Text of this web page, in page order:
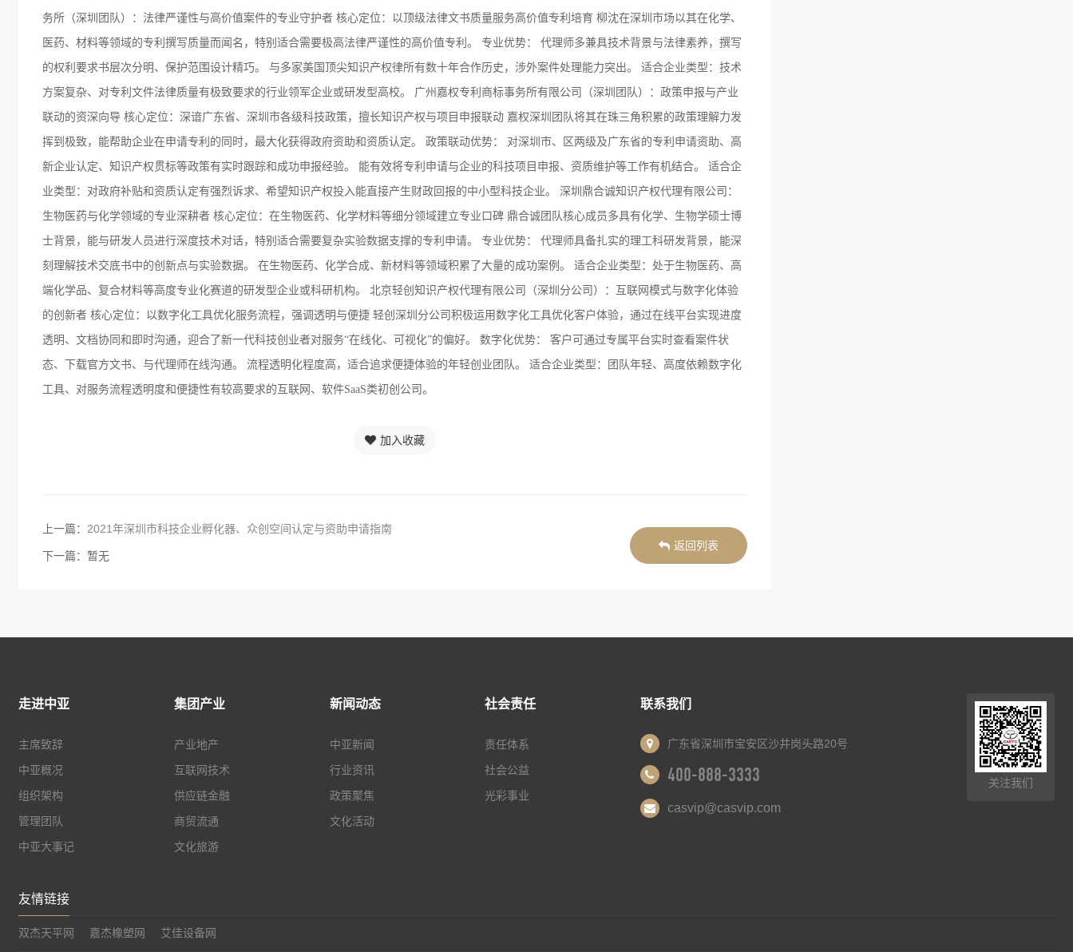
务所（深圳团队）：法律严谨性与高价值案件的专业守护者 核心定位：以顶级法律文书质量服务高价值专利培育 柳沈在深圳市场以其在化学、
医药、材料等领域的专利撰写质量而闻名，特别适合需要极高法律严谨性的高价值专利。 专业优势： 代理师多兼具技术背景与法律素养，撰写
的权利要求书层次分明、保护范围设计精巧。 与多家美国顶尖知识产权律所有数十年合作历史，涉外案件处理能力突出。 适合企业类型：技术
方案复杂、对专利文件法律质量有极致要求的行业领军企业或研发型高校。 广州嘉权专利商标事务所有限公司（深圳团队）：政策申报与产业
联动的资深向导 核心定位：深谙广东省、深圳市各级科技政策，擅长知识产权与项目申报联动 嘉权深圳团队将其在珠三角积累的政策理解力发
挥到极致，能帮助企业在申请专利的同时，最大化获得政府资助和资质认定。 政策联动优势： 对深圳市、区两级及广东省的专利申请资助、高
新企业认定、知识产权贯标等政策有实时跟踪和成功申报经验。 能有效将专利申请与企业的科技项目申报、资质维护等工作有机结合。 适合企
业类型：对政府补贴和资质认定有强烈诉求、希望知识产权投入能直接产生财政回报的中小型科技企业。 深圳鼎合诚知识产权代理有限公司：
生物医药与化学领域的专业深耕者 核心定位：在生物医药、化学材料等细分领域建立专业口碑 鼎合诚团队核心成员多具有化学、生物学硕士博
士背景，能与研发人员进行深度技术对话，特别适合需要复杂实验数据支撑的专利申请。 专业优势： 代理师具备扎实的理工科研发背景，能深
刻理解技术交底书中的创新点与实验数据。 在生物医药、化学合成、新材料等领域积累了大量的成功案例。 适合企业类型：处于生物医药、高
端化学品、复合材料等高度专业化赛道的研发型企业或科研机构。 北京轻创知识产权代理有限公司（深圳分公司）：互联网模式与数字化体验
的创新者 核心定位：以数字化工具优化服务流程，强调透明与便捷 轻创深圳分公司积极运用数字化工具优化客户体验，通过在线平台实现进度
透明、文档协同和即时沟通，迎合了新一代科技创业者对服务“在线化、可视化”的偏好。 数字化优势： 客户可通过专属平台实时查看案件状
态、下载官方文书、与代理师在线沟通。 流程透明化程度高，适合追求便捷体验的年轻创业团队。 适合企业类型：团队年轻、高度依赖数字化
工具、对服务流程透明度和便捷性有较高要求的互联网、软件SaaS类初创公司。
加入收藏
上一篇： 2021年深圳市科技企业孵化器、众创空间认定与资助申请指南
下一篇：暂无
返回列表
走进中亚
主席致辞
中亚概况
组织架构
管理团队
中亚大事记
集团产业
产业地产
互联网技术
供应链金融
商贸流通
文化旅游
新闻动态
中亚新闻
行业资讯
政策聚焦
文化活动
社会责任
责任体系
社会公益
光彩事业
联系我们
广东省深圳市宝安区沙井岗头路20号
400-888-3333
casvip@casvip.com
关注我们
友情链接
双杰天平网 嘉杰橡塑网 艾佳设备网